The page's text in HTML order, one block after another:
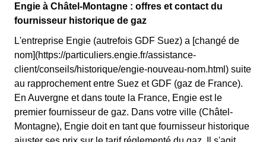
Engie à Châtel-Montagne : offres et contact du
fournisseur historique de gaz
L'entreprise Engie (autrefois GDF Suez) a [changé de
nom](https://particuliers.engie.fr/assistance-
client/conseils/historique/engie-nouveau-nom.html) suite
au rapprochement entre Suez et GDF (gaz de France).
En Auvergne et dans toute la France, Engie est le
premier fournisseur de gaz. Dans votre ville (Châtel-
Montagne), Engie doit en tant que fournisseur historique